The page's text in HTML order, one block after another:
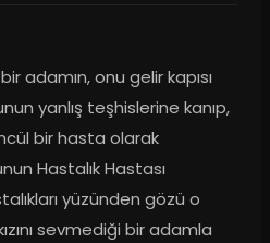
adamın, onu gelir kapısı
yanlış teşhislerine kanıp,
bir hasta olarak
Hastalık Hastası
yüzünden gözü o
sevmediği bir adamla